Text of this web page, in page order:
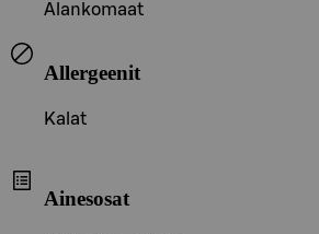
Alankomaat
Allergeenit
Kalat
Ainesosat